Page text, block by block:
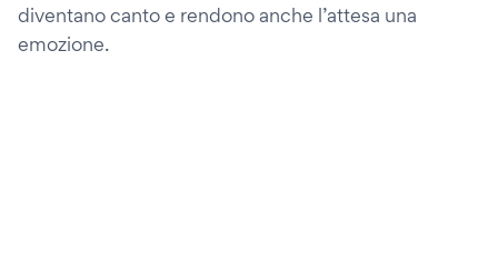
diventano canto e rendono anche l’attesa una
emozione.